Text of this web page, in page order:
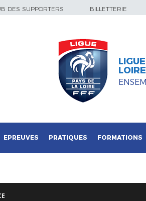
DES SUPPORTERS BILLETTERIE
LOIRE
EPREUVES PRATIQUES FORMATIONS